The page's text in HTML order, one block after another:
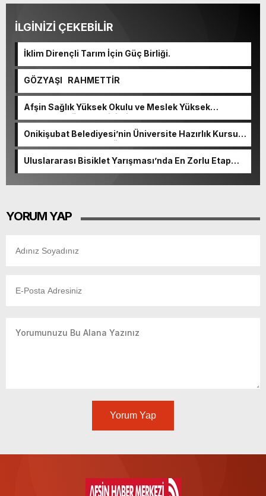
İLGİNİZİ ÇEKEBİLİR
İklim Dirençli Tarım İçin Güç Birliği.
GÖZYAŞI RAHMETTİR
Afşin Sağlık Yüksek Okulu ve Meslek Yüksek
Okulunda görev değişimi!
Onikişubat Belediyesi’nin Üniversite Hazırlık Kursu
başvurularında son gün 7 Ağustos.
Uluslararası Bisiklet Yarışması’nda En Zorlu Etap
Tamamlandı.
YORUM YAP
Yorum Yap